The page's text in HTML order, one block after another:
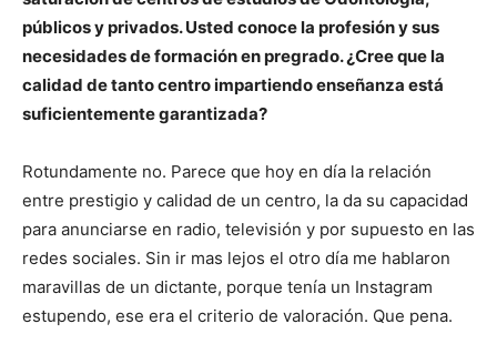
públicos y privados. Usted conoce la profesión y sus
necesidades de formación en pregrado. ¿Cree que la
calidad de tanto centro impartiendo enseñanza está
suficientemente garantizada?
Rotundamente no. Parece que hoy en día la relación
entre prestigio y calidad de un centro, la da su capacidad
para anunciarse en radio, televisión y por supuesto en las
redes sociales. Sin ir mas lejos el otro día me hablaron
maravillas de un dictante, porque tenía un Instagram
estupendo, ese era el criterio de valoración. Que pena.